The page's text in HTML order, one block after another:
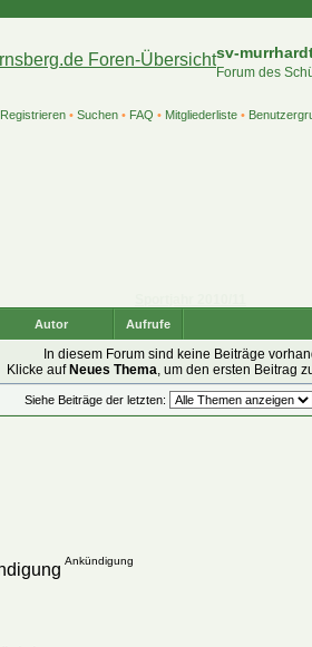
sv-
Forum des
Registrieren• Suchen• FAQ • Mitgliederliste•
Autor Aufrufe
In diesem Forum sind keine Beiträge
Klicke auf Neues Thema, um den ersten Beitrag
Siehe Beiträge der letzten:
Ankündigung